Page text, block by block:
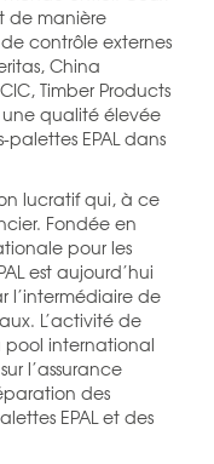
de manière
contrôle externes
China
Timber Products
une qualité élevée
EPAL dans
lucratif qui, à ce
Fondée en
pour les
est aujourd’hui
l’intermédiaire de
L’activité de
pool international
l’assurance
des
EPAL et des